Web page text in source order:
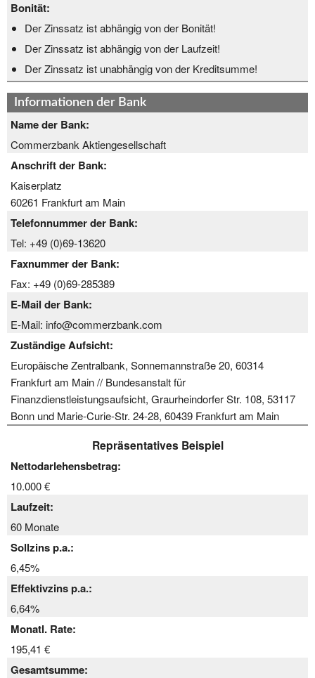
Bonität:
Der Zinssatz ist abhängig von der Bonität!
Der Zinssatz ist abhängig von der Laufzeit!
Der Zinssatz ist unabhängig von der Kreditsumme!
Informationen der Bank
Name der Bank:
Commerzbank Aktiengesellschaft
Anschrift der Bank:
Kaiserplatz
60261 Frankfurt am Main
Telefonnummer der Bank:
Tel: +49 (0)69-13620
Faxnummer der Bank:
Fax: +49 (0)69-285389
E-Mail der Bank:
E-Mail: info@commerzbank.com
Zuständige Aufsicht:
Europäische Zentralbank, Sonnemannstraße 20, 60314
Frankfurt am Main // Bundesanstalt für
Finanzdienstleistungsaufsicht, Graurheindorfer Str. 108, 53117
Bonn und Marie-Curie-Str. 24-28, 60439 Frankfurt am Main
Repräsentatives Beispiel
Nettodarlehensbetrag:
10.000 €
Laufzeit:
60 Monate
Sollzins p.a.:
6,45%
Effektivzins p.a.:
6,64%
Monatl. Rate:
195,41 €
Gesamtsumme: